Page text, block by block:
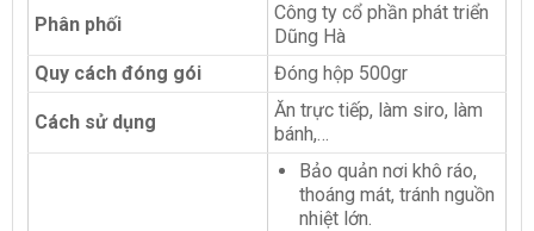
Phân phối
Công ty cổ phần phát triển
Dũng Hà
Quy cách đóng gói
Đóng hộp 500gr
Cách sử dụng
Ăn trực tiếp, làm siro, làm
bánh,…
Bảo quản nơi khô ráo,
thoáng mát, tránh nguồn
nhiệt lớn.